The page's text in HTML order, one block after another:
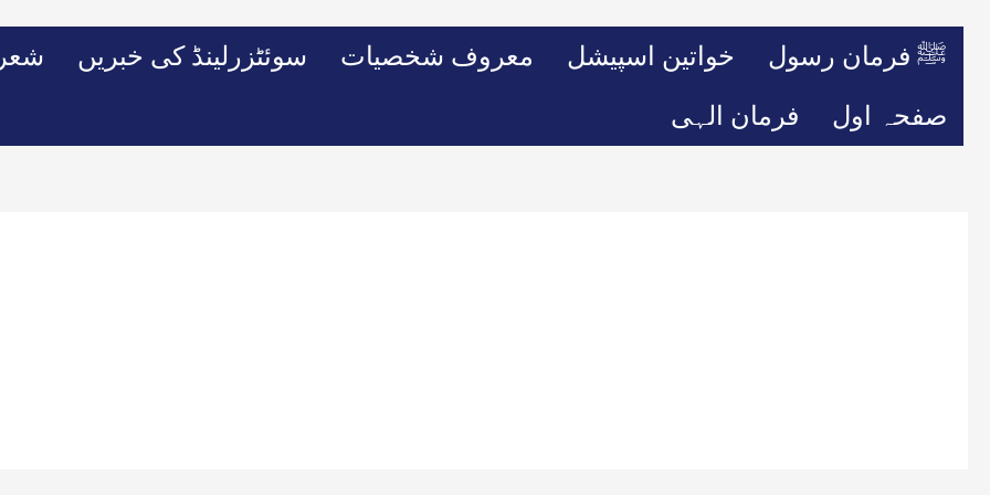
سوئٹزرلینڈ کی خبریں معروف شخصیات خواتین اسپیشل ﷺ فرمان رسول
فرمان الہی صفحہ اول